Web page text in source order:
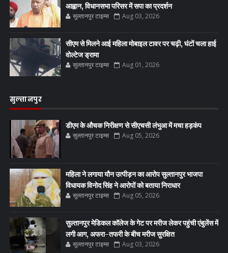
आह्वान, विधानसभा परिसर में सपा का प्रदर्शन
सुल्तानपुर टाइम्स Aug 03, 2026
सीएम से मिलने आई महिला मोबाइल टावर पर चढ़ी, घंटों चला हाई
वोल्टेज ड्रामा
सुल्तानपुर टाइम्स Aug 01, 2026
सुल्तानपुर
डीएम के औचक निरीक्षण से सीएचसी लंभुआ में मचा हड़कंप
सुल्तानपुर टाइम्स Aug 05, 2026
महिला ने लगाया यौन उत्पीड़न का आरोप सुल्तानपुर भाजपा
विधायक विनोद सिंह ने आरोपों को बताया निराधार
सुल्तानपुर टाइम्स Aug 05, 2026
सुल्तानपुर मेडिकल कॉलेज के गेट पर मरीज लेकर पहुंची एंबुलेंस में
लगी आग, अफरा-तफरी के बीच मरीज सुरक्षित
सुल्तानपुर टाइम्स Aug 03, 2026